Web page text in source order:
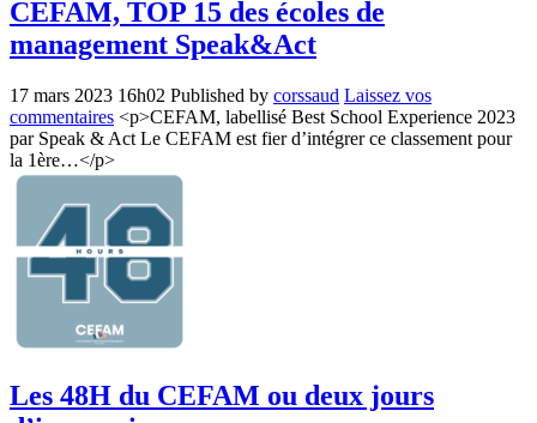
CEFAM, TOP 15 des écoles de
management Speak&Act
17 mars 2023 16h02 Published by corssaud Laissez vos
commentaires <p>CEFAM, labellisé Best School Experience 2023
par Speak & Act Le CEFAM est fier d’intégrer ce classement pour
la 1ère…</p>
Les 48H du CEFAM ou deux jours